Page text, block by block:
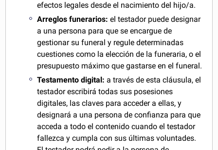
efectos legales desde el nacimiento del hijo/a.
Arreglos funerarios: el testador puede designar
a una persona para que se encargue de
gestionar su funeral y regule determinadas
cuestiones como la elección de la funeraria, o el
presupuesto máximo que gastarse en el funeral.
Testamento digital: a través de esta cláusula, el
testador escribirá todas sus posesiones
digitales, las claves para acceder a ellas, y
designará a una persona de confianza para que
acceda a todo el contenido cuando el testador
fallezca y cumpla con sus últimas voluntades.